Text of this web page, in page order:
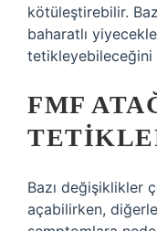
kötüleştirebilir.
baharatlı
tetikleyebileceğini
FMF
Bazı değişiklikler
açabilirken,